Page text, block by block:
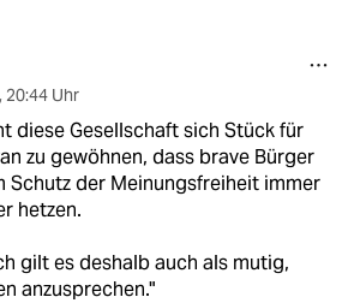
, 20:44 Uhr
diese Gesellschaft sich Stück für
zu gewöhnen, dass brave Bürger
Schutz der Meinungsfreiheit immer
hetzen.
gilt es deshalb auch als mutig,
anzusprechen."